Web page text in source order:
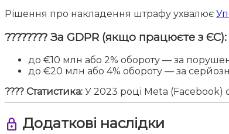
Рішення про накладення штрафу ухвалює
???????? За GDPR (якщо працюєте з ЄС):
до €10 млн або 2% обороту — за
до €20 млн або 4% обороту — за
???? Статистика: У 2023 році Meta
lock Додаткові наслідки